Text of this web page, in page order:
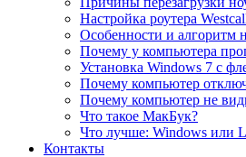
Настройка роутера
Особенности и алгоритм
Почему у компьютера
Установка Windows 7 с
Почему компьютер
Почему компьютер не
Что такое МакБук?
Что лучше: Windows или
Контакты